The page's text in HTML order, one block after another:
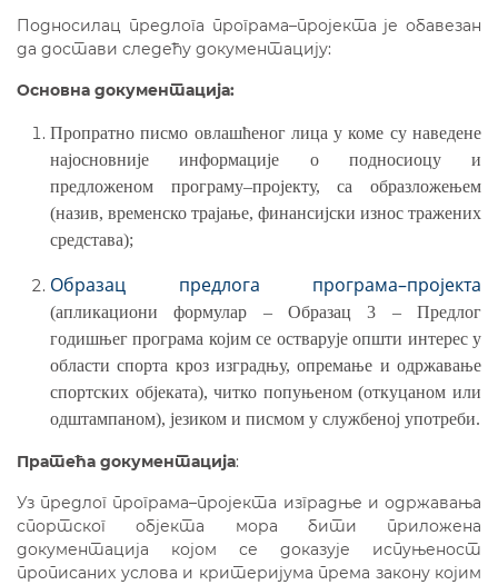
Подносилац предлога програма–пројекта је обавезан
да достави следећу документацију:
Основна документација:
Пропратно писмо овлашћеног лицау коме су наведене
најосновније информације о подносиоцу и
предложеном програму–пројекту, са образложењем
(назив, временско трајање, финансијски износ тражених
средстава);
Образац предлога програма–пројекта
(апликациони формулар – Образац 3 – Предлог
годишњег програма којим се остварује општи интерес у
области спорта кроз изградњу, опремање и одржавање
спортских објеката), читко попуњеном (откуцаном или
одштампаном), језиком и писмом у службеној употреби.
Пратећа документација:
Уз предлог програма–пројекта изградње и одржавања
спортског објекта мора бити приложена
документација којом се доказује испуњеност
прописаних услова и критеријума према закону којим